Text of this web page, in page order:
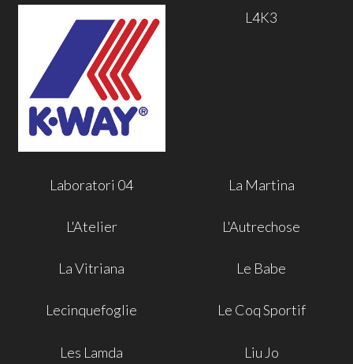
L4K3
Laboratori 04 La Martina
L'Atelier L'Autrechose
La Vitriana Le Babe
Lecinquefoglie Le Coq Sportif
Les Lamda Liu Jo